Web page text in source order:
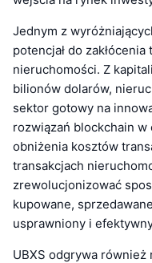
Jednym z
potencjał do
nieruchomości. Z
bilionów dolarów,
sektor gotowy na
rozwiązań blockchain
obniżenia kosztów
transakcjach
zrewolucjonizować
kupowane,
usprawniony i
UBXS odgrywa